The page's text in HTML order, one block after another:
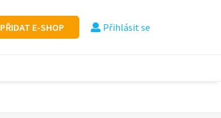
PŘIDAT E-SHOP Přihlásit se